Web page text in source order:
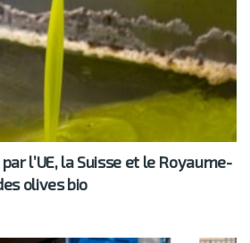
l’UE, la Suisse et le Royaume-
olives bio